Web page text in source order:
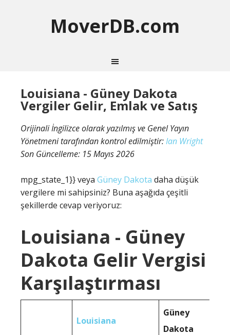
MoverDB.com
Louisiana - Güney Dakota
Vergiler Gelir, Emlak ve Satış
Orijinali İngilizce olarak yazılmış ve Genel Yayın
Yönetmeni tarafından kontrol edilmiştir:Ian Wright
Son Güncelleme: 15 Mayıs 2026
mpg_state_1}} veya Güney Dakota daha düşük
vergilere mi sahipsiniz? Buna aşağıda çeşitli
şekillerde cevap veriyoruz:
Louisiana - Güney
Dakota Gelir Vergisi
Karşılaştırması
Louisiana
Güney
Dakota